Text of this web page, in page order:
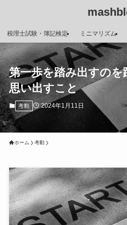
税理士試験・簿記検定 ミニマリズム
第一歩を踏み出すの
思い出すこと
考動 2024年1月11日
ホーム 考動